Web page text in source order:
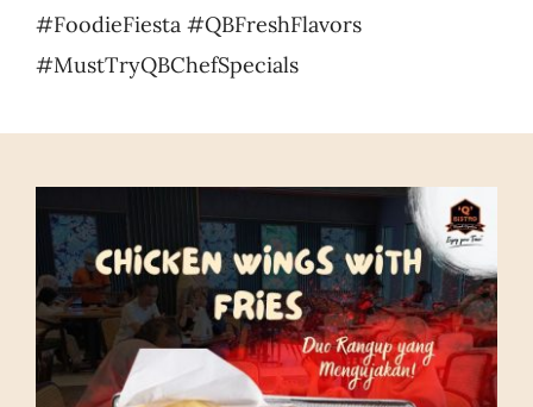
#FoodieFiesta #QBFreshFlavors
#MustTryQBChefSpecials